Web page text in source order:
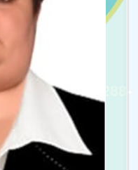
tumani 288-
maktabi